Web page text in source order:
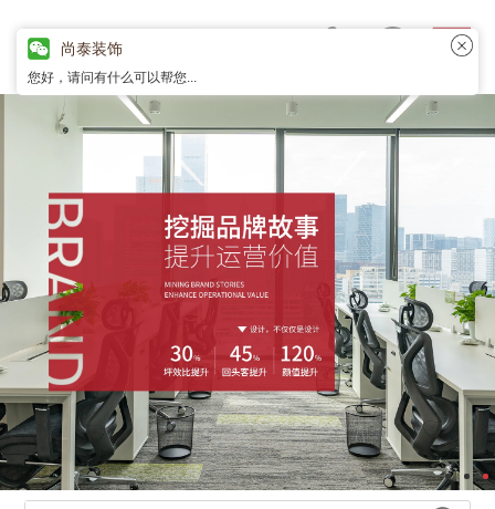
尚泰装饰
您好，请问有什么可以帮您...